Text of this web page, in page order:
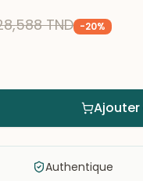
TND -20%
Authentique